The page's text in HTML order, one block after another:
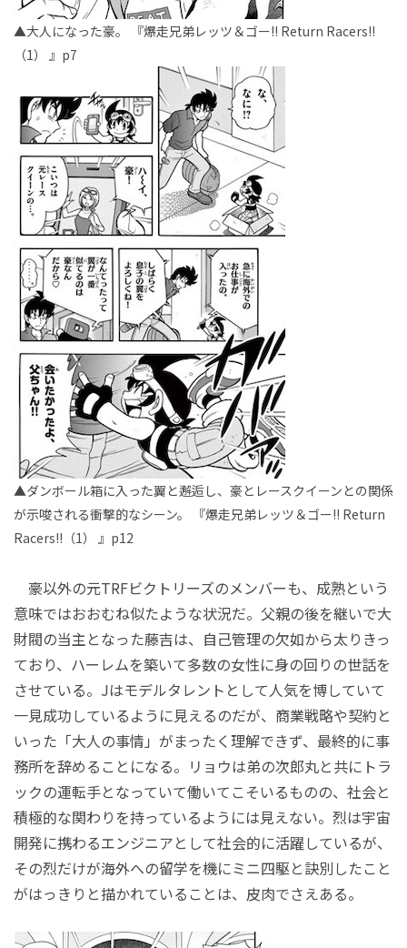
▲大人になった豪。 『爆走兄弟レッツ＆ゴー!! Return Racers!!
（1） 』p7
▲ダンボール箱に入った翼と邂逅し、豪とレースクイーンとの関係
が示唆される衝撃的なシーン。 『爆走兄弟レッツ＆ゴー!! Return
Racers!!（1） 』p12
豪以外の元TRFビクトリーズのメンバーも、成熟という
意味ではおおむね似たような状況だ。父親の後を継いで大
財閥の当主となった藤吉は、自己管理の欠如から太りきっ
ており、ハーレムを築いて多数の女性に身の回りの世話を
させている。Jはモデルタレントとして人気を博していて
一見成功しているように見えるのだが、商業戦略や契約と
いった「大人の事情」がまったく理解できず、最終的に事
務所を辞めることになる。リョウは弟の次郎丸と共にトラ
ックの運転手となっていて働いてこそいるものの、社会と
積極的な関わりを持っているようには見えない。烈は宇宙
開発に携わるエンジニアとして社会的に活躍しているが、
その烈だけが海外への留学を機にミニ四駆と訣別したこと
がはっきりと描かれていることは、皮肉でさえある。